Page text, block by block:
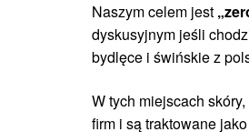
Naszym celem jest
dyskusyjnym jeśli
bydlęce i świńskie z
W tych miejscach
firm i są traktowane